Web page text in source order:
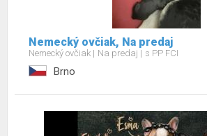
Nemecký ovčiak, Na predaj
Nemecký ovčiak Na predaj s PP FCI
Brno